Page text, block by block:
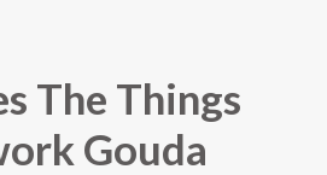
The Things
Gouda